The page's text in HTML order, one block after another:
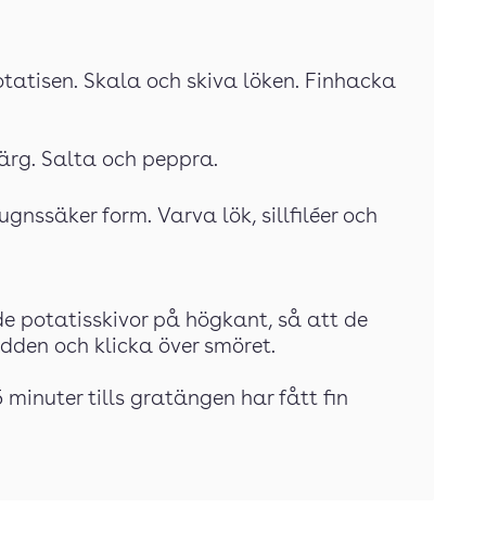
Skala och skiva löken. Finhacka
Salta och peppra.
form. Varva lök, sillfiléer och
potatisskivor på högkant, så att de
och klicka över smöret.
minuter tills gratängen har fått fin